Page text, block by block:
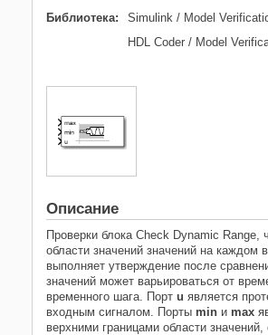
Check Dynamic Range
НА ЭТОЙ СТРАНИЦЕ
Порты
Примеры модели
Характеристики блока
Смотрите также
Библиотека:
Simulink / Model
HDL Coder / Model
Описание
Проверки блока Check Dynamic Range,
области значений значений на каждом
выполняет утверждение после
значений может варьироваться от
временного шага. Порт u является
входным сигналом. Порты min и max
верхними границами области